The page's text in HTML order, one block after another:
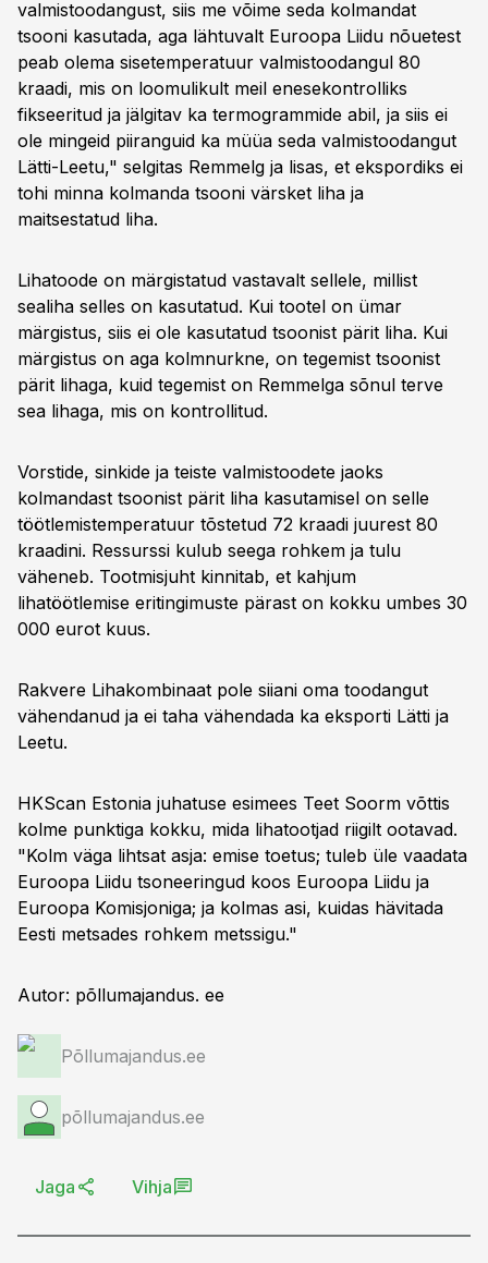
valmistoodangust, siis me võime seda kolmandat
tsooni kasutada, aga lähtuvalt Euroopa Liidu nõuetest
peab olema sisetemperatuur valmistoodangul 80
kraadi, mis on loomulikult meil enesekontrolliks
fikseeritud ja jälgitav ka termogrammide abil, ja siis ei
ole mingeid piiranguid ka müüa seda valmistoodangut
Lätti-Leetu," selgitas Remmelg ja lisas, et ekspordiks ei
tohi minna kolmanda tsooni värsket liha ja
maitsestatud liha.
Lihatoode on märgistatud vastavalt sellele, millist
sealiha selles on kasutatud. Kui tootel on ümar
märgistus, siis ei ole kasutatud tsoonist pärit liha. Kui
märgistus on aga kolmnurkne, on tegemist tsoonist
pärit lihaga, kuid tegemist on Remmelga sõnul terve
sea lihaga, mis on kontrollitud.
Vorstide, sinkide ja teiste valmistoodete jaoks
kolmandast tsoonist pärit liha kasutamisel on selle
töötlemistemperatuur tõstetud 72 kraadi juurest 80
kraadini. Ressurssi kulub seega rohkem ja tulu
väheneb. Tootmisjuht kinnitab, et kahjum
lihatöötlemise eritingimuste pärast on kokku umbes 30
000 eurot kuus.
Rakvere Lihakombinaat pole siiani oma toodangut
vähendanud ja ei taha vähendada ka eksporti Lätti ja
Leetu.
HKScan Estonia juhatuse esimees Teet Soorm võttis
kolme punktiga kokku, mida lihatootjad riigilt ootavad.
"Kolm väga lihtsat asja: emise toetus; tuleb üle vaadata
Euroopa Liidu tsoneeringud koos Euroopa Liidu ja
Euroopa Komisjoniga; ja kolmas asi, kuidas hävitada
Eesti metsades rohkem metssigu."
Autor: põllumajandus. ee
Põllumajandus.ee
põllumajandus.ee
Jaga Vihja